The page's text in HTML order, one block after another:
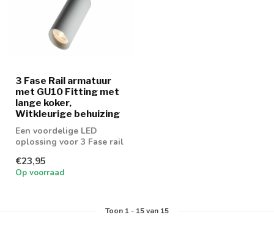
3 Fase Rail armatuur
met GU10 Fitting met
lange koker,
Witkleurige behuizing
Een voordelige LED
oplossing voor 3 Fase rail
GU10 spot
€23,95
Op voorraad
Toon 1- 15van 15